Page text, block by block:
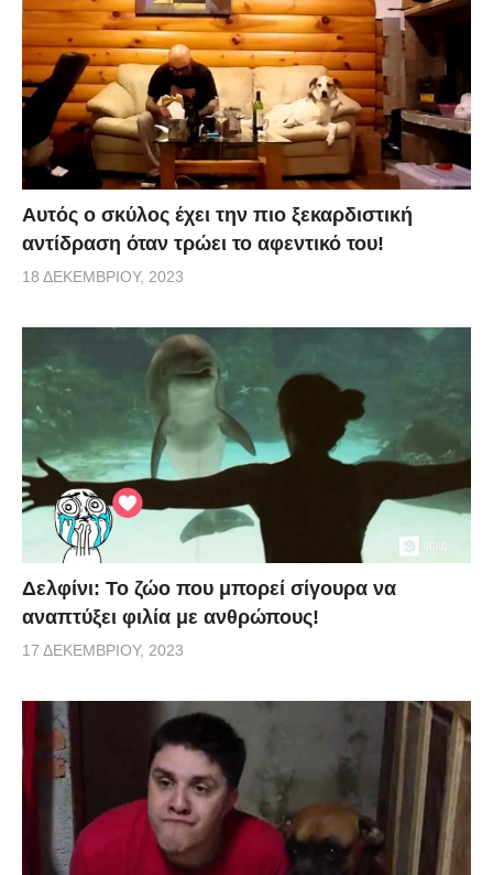
Αυτός ο σκύλος έχει την πιο ξεκαρδιστική
αντίδραση όταν τρώει το αφεντικό του!
18 ΔΕΚΕΜΒΡΊΟΥ, 2023
Δελφίνι: Το ζώο που μπορεί σίγουρα να
αναπτύξει φιλία με ανθρώπους!
17 ΔΕΚΕΜΒΡΊΟΥ, 2023